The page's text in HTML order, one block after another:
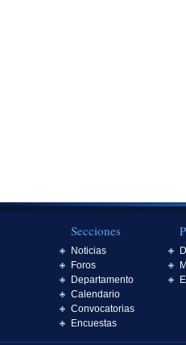
Secciones
Noticias
Foros
Departamento
Calendario
Convocatorias
Encuestas